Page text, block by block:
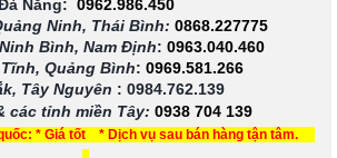
Nẵng: 0962.986.450
Ninh, Thái Bình: 0868.227775
Bình, Nam Định: 0963.040.460
Tĩnh, Quảng Bình: 0969.581.266
Tây Nguyên : 0984.762.139
các tỉnh miền Tây: 0938 704 139
* Giá tốt * Dịch vụ sau bán hàng tận tâm.